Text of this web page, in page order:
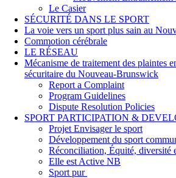
Le Casier
SÉCURITÉ DANS LE SPORT
La voie vers un sport plus sain au
Commotion cérébrale
LE RÉSEAU
Mécanisme de traitement des plaintes
sécuritaire du Nouveau-Brunswick
Report a Complaint
Program Guidelines
Dispute Resolution Policies
SPORT PARTICIPATION &
Projet Envisager le sport
Développement du sport
Réconciliation, Équité, diversité
Elle est Active NB
Sport pur